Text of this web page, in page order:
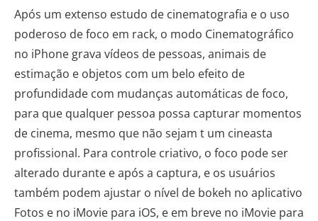
Após um extenso estudo de cinematografia e o uso
poderoso de foco em rack, o modo Cinematográfico
no iPhone grava vídeos de pessoas, animais de
estimação e objetos com um belo efeito de
profundidade com mudanças automáticas de foco,
para que qualquer pessoa possa capturar momentos
de cinema, mesmo que não sejam t um cineasta
profissional. Para controle criativo, o foco pode ser
alterado durante e após a captura, e os usuários
também podem ajustar o nível de bokeh no aplicativo
Fotos e no iMovie para iOS, e em breve no iMovie para